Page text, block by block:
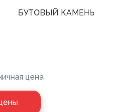
БУТОВЫЙ КАМЕНЬ
цена